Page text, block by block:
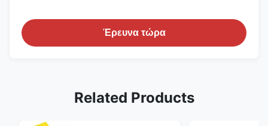
Έρευνα τώρα
Related Products